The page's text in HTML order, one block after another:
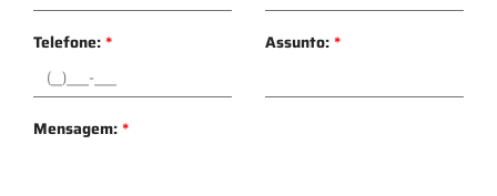
Telefone:* Assunto:*
Mensagem:*